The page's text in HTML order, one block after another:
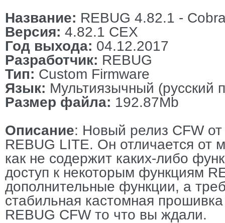
Название: REBUG 4.82.1 -
Версия: 4.82.1 СEX
Год выхода: 04.12.2017
Разработчик: REBUG
Тип: Custom Firmware
Язык: Мультиязычный (русский
Размер файла: 192.87Mb
Описание: Новый релиз CFW
REBUG LITE. Он отличается от
как не содержит каких-либо
доступ к некоторым функциям
дополнительные функции, а
стабильная кастомная
REBUG CFW то что вы ждали.